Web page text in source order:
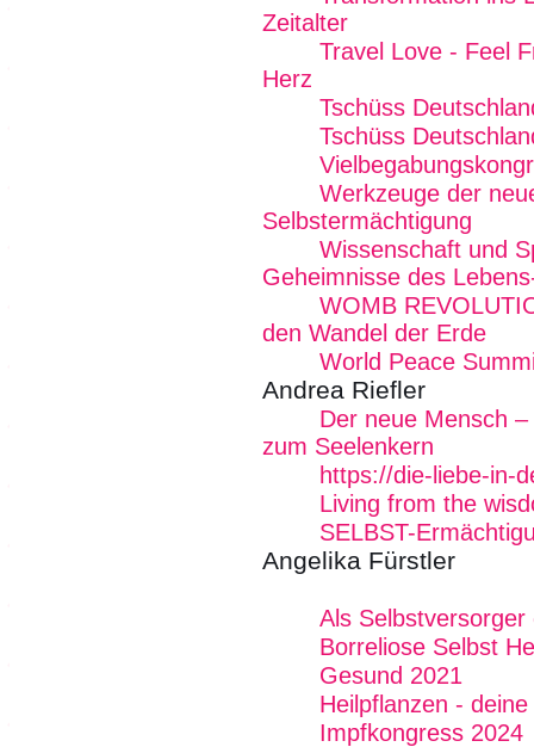
Zeitalter
Travel Love - Feel
Herz
Tschüss
Tschüss
Werkzeuge der
Selbstermächtigung
Wissenschaft und
Geheimnisse des
WOMB
den Wandel der Erde
World Peace
Andrea Riefler
Der neue Mensch
zum Seelenkern
https://die-liebe-in-
Living from the
SELBST-
Angelika Fürstler
Als
Borreliose Selbst
Gesund 2021
Heilpflanzen -
Impfkongress 2024